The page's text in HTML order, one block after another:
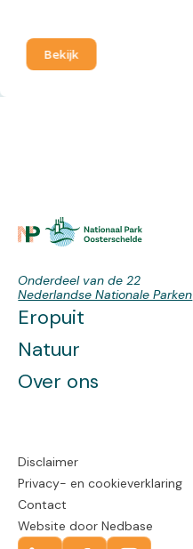
Bekijk
Onderdeel van de 22
Nederlandse Nationale Parken
Eropuit
Natuur
Over ons
Disclaimer
Privacy- en cookieverklaring
Contact
Website doorNedbase